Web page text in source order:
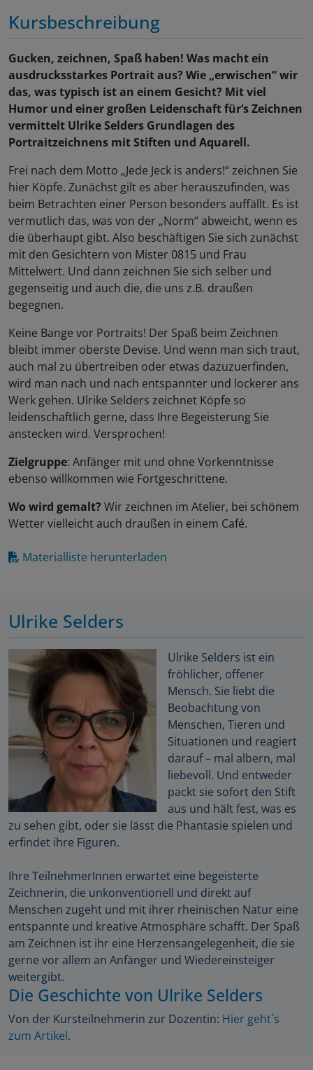
Kursbeschreibung
Gucken, zeichnen, Spaß haben! Was macht ein
ausdrucksstarkes Portrait aus? Wie „erwischen“ wir
das, was typisch ist an einem Gesicht? Mit viel
Humor und einer großen Leidenschaft für‘s Zeichnen
vermittelt Ulrike Selders Grundlagen des
Portraitzeichnens mit Stiften und Aquarell.
Frei nach dem Motto „Jede Jeck is anders!“ zeichnen Sie
hier Köpfe. Zunächst gilt es aber herauszufinden, was
beim Betrachten einer Person besonders auffällt. Es ist
vermutlich das, was von der „Norm“ abweicht, wenn es
die überhaupt gibt. Also beschäftigen Sie sich zunächst
mit den Gesichtern von Mister 0815 und Frau
Mittelwert. Und dann zeichnen Sie sich selber und
gegenseitig und auch die, die uns z.B. draußen
begegnen.
Keine Bange vor Portraits! Der Spaß beim Zeichnen
bleibt immer oberste Devise. Und wenn man sich traut,
auch mal zu übertreiben oder etwas dazuzuerfinden,
wird man nach und nach entspannter und lockerer ans
Werk gehen. Ulrike Selders zeichnet Köpfe so
leidenschaftlich gerne, dass Ihre Begeisterung Sie
anstecken wird. Versprochen!
Zielgruppe: Anfänger mit und ohne Vorkenntnisse
ebenso willkommen wie Fortgeschrittene.
Wo wird gemalt? Wir zeichnen im Atelier, bei schönem
Wetter vielleicht auch draußen in einem Café.
Materialliste herunterladen
Ulrike Selders
Ulrike Selders ist ein
fröhlicher, offener
Mensch. Sie liebt die
Beobachtung von
Menschen, Tieren und
Situationen und reagiert
darauf – mal albern, mal
liebevoll. Und entweder
packt sie sofort den Stift
aus und hält fest, was es
zu sehen gibt, oder sie lässt die Phantasie spielen und
erfindet ihre Figuren.
Ihre TeilnehmerInnen erwartet eine begeisterte
Zeichnerin, die unkonventionell und direkt auf
Menschen zugeht und mit ihrer rheinischen Natur eine
entspannte und kreative Atmosphäre schafft. Der Spaß
am Zeichnen ist ihr eine Herzensangelegenheit, die sie
gerne vor allem an Anfänger und Wiedereinsteiger
weitergibt.
Die Geschichte von Ulrike Selders
Von der Kursteilnehmerin zur Dozentin: Hier geht´s
zum Artikel.